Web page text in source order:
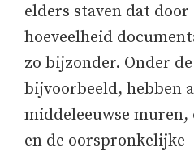
elders staven dat
hoeveelheid
zo bijzonder. Onder
bijvoorbeeld, hebben
middeleeuwse
en de oorspronkelijke